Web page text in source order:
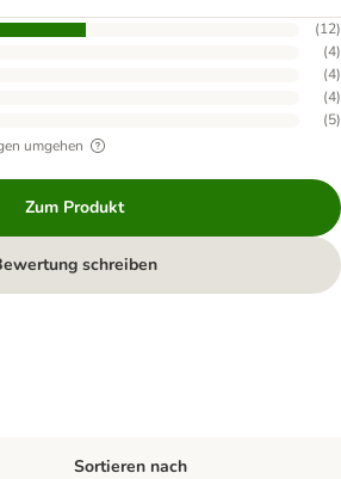
(12)
(4)
(4)
(4)
(5)
umgehen
Zum Produkt
schreiben
Sortieren nach